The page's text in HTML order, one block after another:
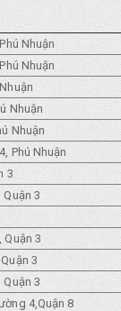
Nhuận
Nhuận
Nhuận
Nhuận
Phú Nhuận
3
3
Quận 3
3
3
4,Quận 8